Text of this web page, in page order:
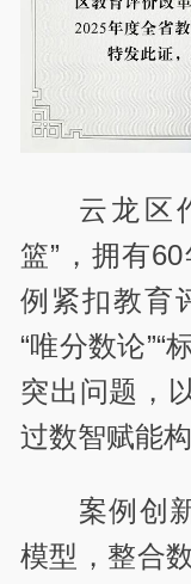
云龙区
篮”，拥有
例紧扣教育
“唯分数论”“
突出问题，
过数智赋能
案例创
模型，整合